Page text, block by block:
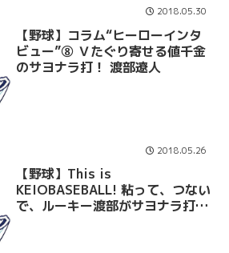
2018.05.30
【野球】コラム“ヒーローインタ
ビュー”⑧ Ｖたぐり寄せる値千金
のサヨナラ打！ 渡部遼人
2018.05.26
【野球】This is
KEIOBASEBALL! 粘って、つない
で、ルーキー渡部がサヨナラ打